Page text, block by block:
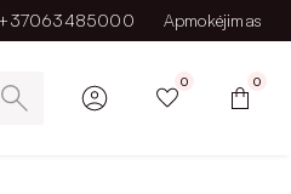
+37063485000 Apmokėjimas
0 0